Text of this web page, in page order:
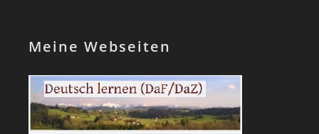
Meine Webseiten